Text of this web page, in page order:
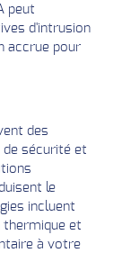
peut
d'intrusion
accrue pour
des
sécurité et
le
incluent
et
à votre